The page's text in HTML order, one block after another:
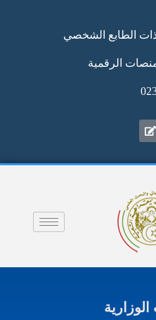
الطابع الشخصي
الرقمية